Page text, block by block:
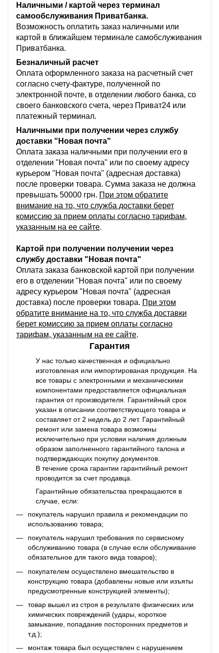
Наличными / картой через терминал
самообслуживания Приватбанка.
Возможность оплатить заказ наличными или
картой в ближайшем терминале самобслуживания
Приватбанка.
Безналичный расчет
Оплата оформленного заказа на расчетный счет
согласно счету-фактуре, полученной по
электронной почте, в отделении любого банка, со
своего банковского счета, через Приват24 или
платежный терминал.
Наличными при получении через службу
доставки "Новая почта"
Оплата заказа наличными при получении его в
отделении "Новая почта" или по своему адресу
курьером "Новая почта" (адресная доставка)
после проверки товара. Сумма заказа не должна
превышать 50000 грн. При этом обратите
внимание на то, что служба доставки берет
комиссию за прием оплаты согласно тарифам,
указанным на ее сайте.
Картой при получении получении через
службу доставки "Новая почта"
Оплата заказа банковской картой при получении
его в отделении "Новая почта" или по своему
адресу курьером "Новая почта" (адресная
доставка) после проверки товара. При этом
обратите внимание на то, что служба доставки
берет комиссию за прием оплаты согласно
тарифам, указанным на ее сайте.
Гарантия
У нас только качественная и официально
изготовленая или импортированая продукция. На
все товары с электронными и механическими
компонентами предоставляется официальная
гарантия от производителя. Гарантийный срок
указан в описании соответствующего товара и
составляет от 2 недель до 2 лет. Гарантийный
ремонт или замена товара возможны
исключительно при условии наличия должным
образом заполненного гарантийного талона и
подтверждающих покупку документов.
В течение срока гарантии гарантийный ремонт
проводится за счет продавца.
Гарантийные обязательства прекращаются в
случае, если:
покупатель нарушил правила и рекомендации по
использованию товара;
покупатель нарушил требования по сервисному
обслуживанию товара (в случае если обслуживание
обязательное для такого вида товаров);
покупателем осуществлено вмешательство в
конструкцию товара (добавлены новые или изъяты
предусмотренные конструкцией элементы);
товар вышел из строя в результате физических или
химических повреждений (удары, короткое
замыкание, попадание посторонних предметов и
т.д.);
монтаж товара был осуществлен с нарушением